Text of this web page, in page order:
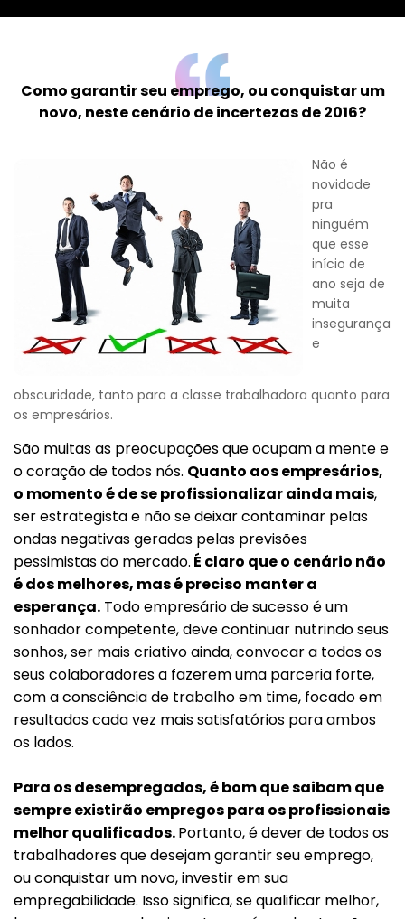
Como garantir seu emprego, ou conquistar um
novo, neste cenário de incertezas de 2016?
Não é
novidade
pra
ninguém
que esse
início de
ano seja de
muita
insegurança
e
obscuridade, tanto para a classe trabalhadora quanto para
os empresários.
São muitas as preocupações que ocupam a mente e
o coração de todos nós. Quanto aos empresários,
o momento é de se profissionalizar ainda mais,
ser estrategista e não se deixar contaminar pelas
ondas negativas geradas pelas previsões
pessimistas do mercado. É claro que o cenário não
é dos melhores, mas é preciso manter a
esperança. Todo empresário de sucesso é um
sonhador competente, deve continuar nutrindo seus
sonhos, ser mais criativo ainda, convocar a todos os
seus colaboradores a fazerem uma parceria forte,
com a consciência de trabalho em time, focado em
resultados cada vez mais satisfatórios para ambos
os lados.
Para os desempregados, é bom que saibam que
sempre existirão empregos para os profissionais
melhor qualificados.Portanto, é dever de todos os
trabalhadores que desejam garantir seu emprego,
ou conquistar um novo, investir em sua
empregabilidade. Isso significa, se qualificar melhor,